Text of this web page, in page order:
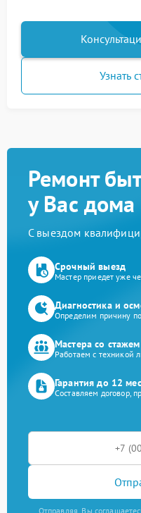
Узнать
Ремонт
у Вас дома
С выездом
Срочный выезд
Мастер приедет уже
Диагностика и
Определим причину
Мастера со
Работаем с техникой
Гарантия до 12
Составляем договор,
Отправляя, Вы